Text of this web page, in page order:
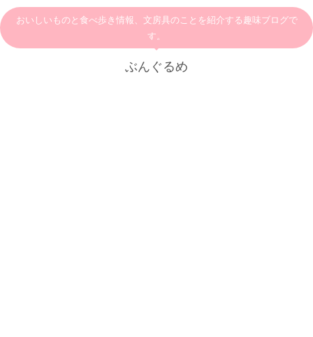
おいしいものと食べ歩き情報、文房具のことを紹介する趣味ブログで
す。
ぶんぐるめ